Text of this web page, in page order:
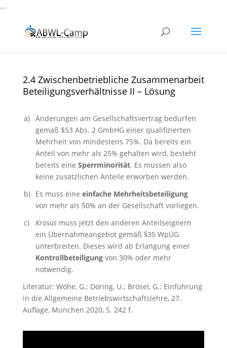
...
2.4 Zwischenbetriebliche Zusammenarbeit
Beteiligungsverhältnisse II – Lösung
a) Änderungen am Gesellschaftsvertrag bedürfen
gemäß $53 Abs. 2 GmbHG einer qualifizierten
Mehrheit von mindestens 75%. Da bereits ein
Anteil von mehr als 25% gehalten wird, besteht
bereits eine Sperrminorität. Es müssen also
keine zusätzlichen Anteile erworben werden.
b) Es muss eine einfache Mehrheitsbeteiligung
von mehr als 50% an der Gesellschaft vorliegen.
c)
Krösusmuss jetzt den anderen Anteilseignern
ein Übernahmeangebot gemäß §35 WpÜG
unterbreiten. Dieses wird ab Erlangung einer
Kontrollbeteiligungvon 30% oder mehr
notwendig.
Literatur: Wöhe, G.; Döring, U.; Brösel, G.: Einführung
in die Allgemeine Betriebswirtschaftslehre, 27.
Auflage, München 2020, S. 242 f.